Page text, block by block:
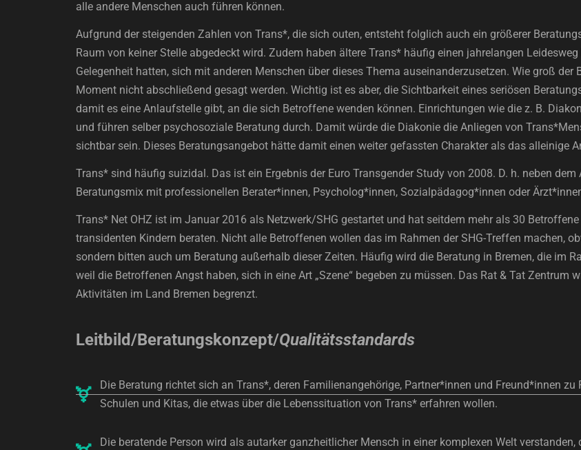
alle andere Menschen auch führen können.
Aufgrund der steigenden Zahlen von Trans*, die sich outen, entsteht folglich auch ein größerer
Raum von keiner Stelle abgedeckt wird. Zudem haben ältere Trans* häufig einen jahrelangen
Gelegenheit hatten, sich mit anderen Menschen über dieses Thema auseinanderzusetzen. Wie groß
Moment nicht abschließend gesagt werden. Wichtig ist es aber, die Sichtbarkeit eines seriösen
damit es eine Anlaufstelle gibt, an die sich Betroffene wenden können. Einrichtungen wie die z. B.
und führen selber psychosoziale Beratung durch. Damit würde die Diakonie die Anliegen von
sichtbar sein. Dieses Beratungsangebot hätte damit einen weiter gefassten Charakter als das alleinige
Trans* sind häufig suizidal. Das ist ein Ergebnis der Euro Transgender Study von 2008. D. h. neben dem
Beratungsmix mit professionellen Berater*innen, Psycholog*innen, Sozialpädagog*innen oder
Trans* Net OHZ ist im Januar 2016 als Netzwerk/SHG gestartet und hat seitdem mehr als 30
transidenten Kindern beraten. Nicht alle Betroffenen wollen das im Rahmen der SHG-Treffen machen,
sondern bitten auch um Beratung außerhalb dieser Zeiten. Häufig wird die Beratung in Bremen, die im
weil die Betroffenen Angst haben, sich in eine Art „Szene“ begeben zu müssen. Das Rat & Tat
Aktivitäten im Land Bremen begrenzt.
Leitbild/Beratungskonzept/Qualitätsstandards
Die Beratung richtet sich an Trans*, deren Familienangehörige, Partner*innen und Freund*innen
Schulen und Kitas, die etwas über die Lebenssituation von Trans* erfahren wollen.
Die beratende Person wird als autarker ganzheitlicher Mensch in einer komplexen Welt